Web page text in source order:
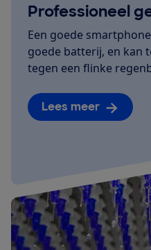
Professioneel
Een goede
goede batterij, en kan
tegen een flinke
Lees meer